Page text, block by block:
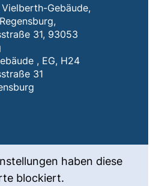
Gebäude,
31, 93053
, EG, H24
31
haben diese
blockiert.